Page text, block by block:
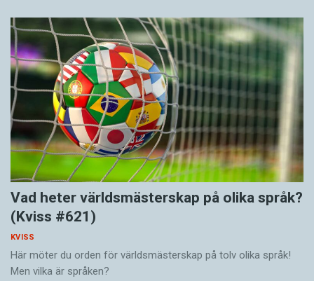
Vad heter världsmästerskap på olika språk?
(Kviss #621)
KVISS
Här möter du orden för världsmästerskap på tolv olika språk!
Men vilka är språken?